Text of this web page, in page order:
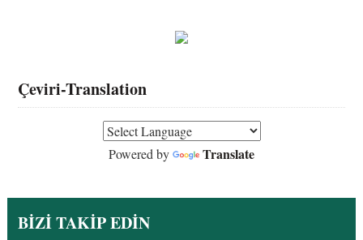
Çeviri-Translation
Powered by Translate
BİZİ TAKİP EDİN